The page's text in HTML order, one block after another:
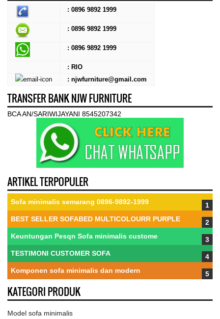
: 0896 9892 1999
: 0896 9892 1999
: 0896 9892 1999
: RIO
: njwfurniture@gmail.com
TRANSFER BANK NJW FURNITURE
BCA AN/SARIWIJAYANI 8545207342
ARTIKEL TERPOPULER
Sofa minimalis semarang 0896-9892-1999
BEST SELLER SOFABED MULTICOLOURR PURPLE
Keuntungan Pesqn Sofa minimalis custome
TESTIMONI CUSTOMER SOFA
Komponen sofa minimalis dan modern
KATEGORI PRODUK
Model sofa minimalis